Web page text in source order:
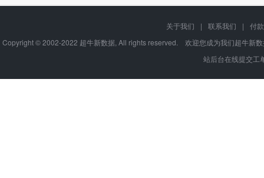
关于我们 | 联系我们 |
付
Copyright © 2002-2022 超牛新数据, All rights reserved. 欢迎您成为我们超牛新
站后台在线提交工